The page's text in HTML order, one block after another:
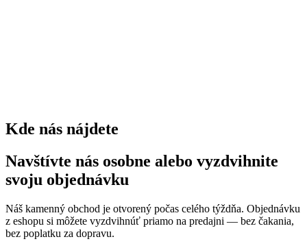
Kde nás nájdete
Navštívte nás osobne alebo vyzdvihnite
svoju objednávku
Náš kamenný obchod je otvorený počas celého týždňa. Objednávku
z eshopu si môžete vyzdvihnúť priamo na predajni — bez čakania,
bez poplatku za dopravu.